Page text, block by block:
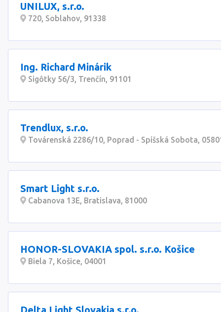
UNILUX, s.r.o.
720, Soblahov, 91338
Ing. Richard Minárik
Sigôtky 56/3, Trenčín, 91101
Trendlux, s.r.o.
Továrenská 2286/10, Poprad - Spišská Sobota,
Smart Light s.r.o.
Cabanova 13E, Bratislava, 81000
HONOR-SLOVAKIA spol. s.r.o. Košice
Biela 7, Košice, 04001